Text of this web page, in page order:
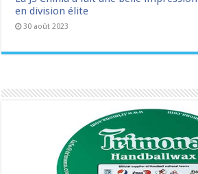
en division élite
30 août 2023